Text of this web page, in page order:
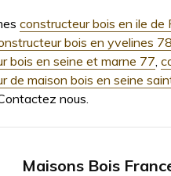
constructeur bois en ile de
bois en yvelines 78
bois en seine et marne 77
de maison bois en seine
Contactez nous.
Maisons Bois